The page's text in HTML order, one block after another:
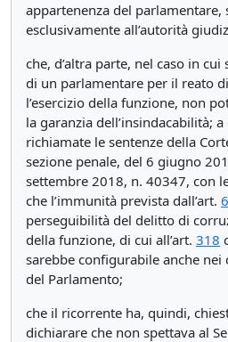
appartenenza del parlamentare,
esclusivamente all’autorità
che, d’altra parte, nel caso in
di un parlamentare per il reato
l’esercizio della funzione, non
la garanzia dell’insindacabilità;
richiamate le sentenze della
sezione penale, del 6 giugno
settembre 2018, n. 40347, con
che l’immunità prevista dall’art.
perseguibilità del delitto di
della funzione, di cui all’art. 318
sarebbe configurabile anche
del Parlamento;
che il ricorrente ha, quindi,
dichiarare che non spettava al